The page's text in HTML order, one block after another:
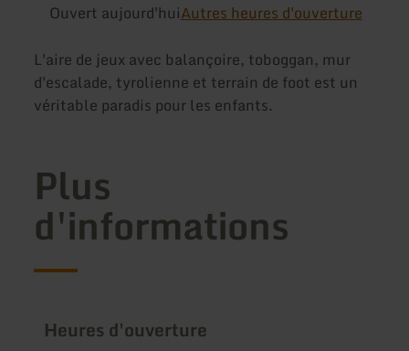
Ouvert aujourd'huiAutres heures d'ouverture
L'aire de jeux avec balançoire, toboggan, mur
d'escalade, tyrolienne et terrain de foot est un
véritable paradis pour les enfants.
Plus
d'informations
Heures d'ouverture